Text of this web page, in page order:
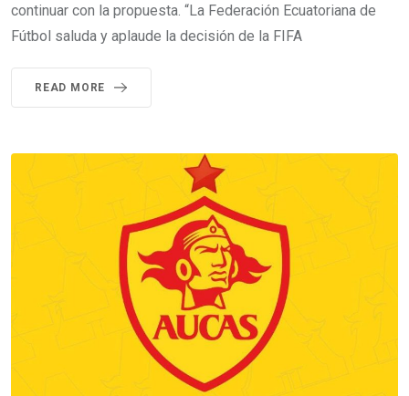
continuar con la propuesta. “La Federación Ecuatoriana de
Fútbol saluda y aplaude la decisión de la FIFA
READ MORE